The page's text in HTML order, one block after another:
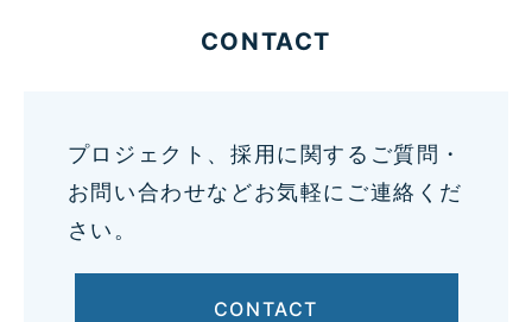
CONTACT
プロジェクト、採用に関するご質問・
お問い合わせなどお気軽にご連絡くだ
さい。
CONTACT